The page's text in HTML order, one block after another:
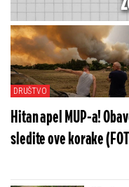
DRUŠTVO
Hitan apel MUP-a!
sledite ove korake